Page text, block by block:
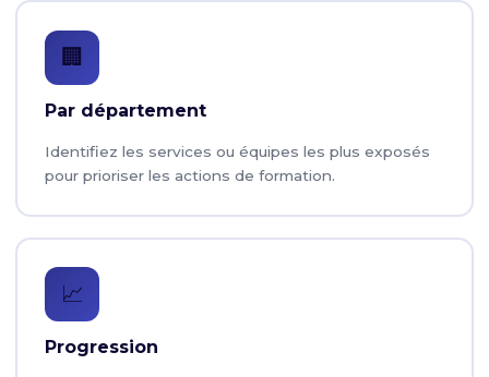
🏢
Par département
Identifiez les services ou équipes les plus exposés
pour prioriser les actions de formation.
📈
Progression